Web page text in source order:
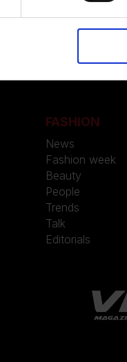
FASHION
News
Fashion week
Beauty
People
Trends
Talk
Editorials